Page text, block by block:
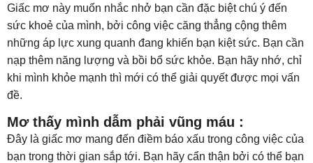
Giấc mơ này muốn nhắc nhở bạn cần đặc biệt chú ý đến
sức khoẻ của mình, bởi công việc căng thẳng cộng thêm
những áp lực xung quanh đang khiến bạn kiệt sức. Bạn cần
nạp thêm năng lượng và bồi bổ sức khỏe. Bạn hãy nhớ, chỉ
khi mình khỏe mạnh thì mới có thể giải quyết được mọi vấn
đề.
Mơ thấy mình dẫm phải vũng máu :
Đây là giấc mơ mang đến điềm báo xấu trong công việc của
bạn trong thời gian sắp tới. Bạn hãy cẩn thận bởi có thể bạn